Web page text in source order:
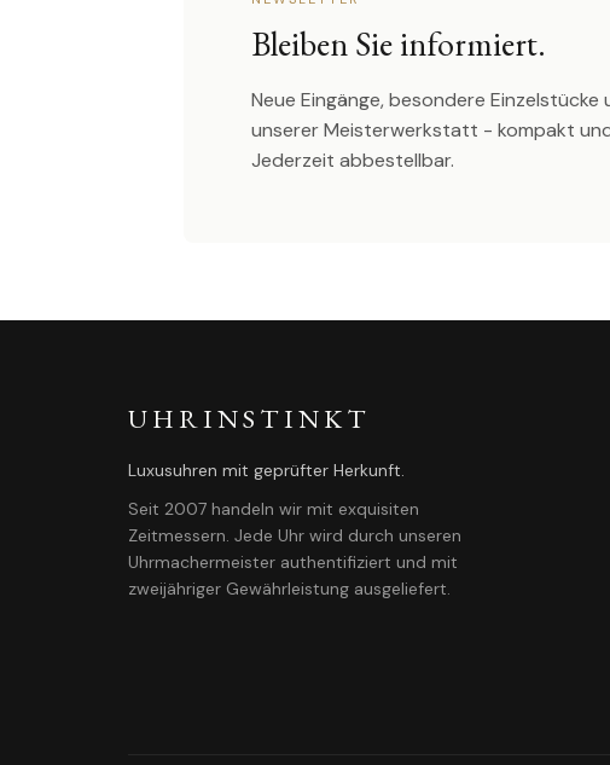
Bleiben Sie informiert.
Neue Eingänge, besondere Einzelstücke
unserer Meisterwerkstatt - kompakt
Jederzeit abbestellbar.
UHRINSTINKT
Luxusuhren mit geprüfter Herkunft.
Seit 2007 handeln wir mit exquisiten
Zeitmessern. Jede Uhr wird durch unseren
Uhrmachermeister authentifiziert und mit
zweijähriger Gewährleistung ausgeliefert.